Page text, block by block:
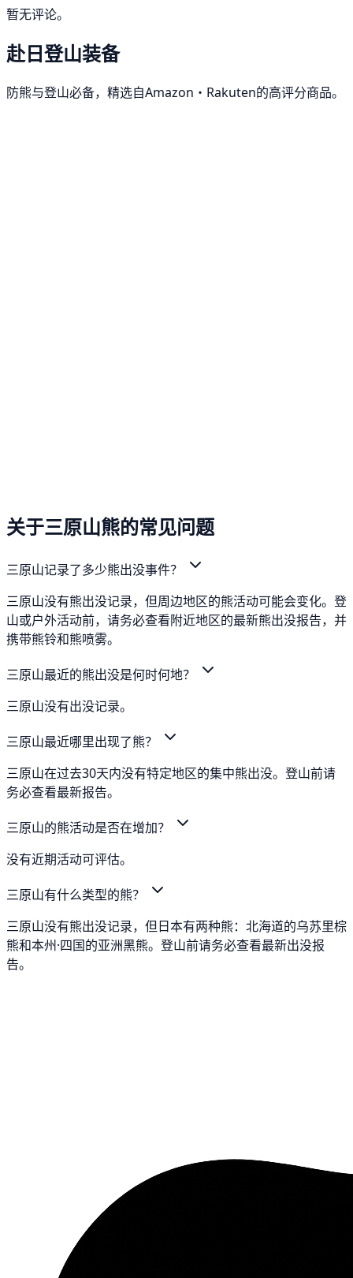
暂无评论。
赴日登山装备
防熊与登山必备，精选自Amazon・Rakuten的高评分商品。
关于三原山熊的常见问题
三原山记录了多少熊出没事件？
三原山没有熊出没记录，但周边地区的熊活动可能会变化。登
山或户外活动前，请务必查看附近地区的最新熊出没报告，并
携带熊铃和熊喷雾。
三原山最近的熊出没是何时何地？
三原山没有出没记录。
三原山最近哪里出现了熊？
三原山在过去30天内没有特定地区的集中熊出没。登山前请
务必查看最新报告。
三原山的熊活动是否在增加？
没有近期活动可评估。
三原山有什么类型的熊？
三原山没有熊出没记录，但日本有两种熊：北海道的乌苏里棕
熊和本州·四国的亚洲黑熊。登山前请务必查看最新出没报
告。